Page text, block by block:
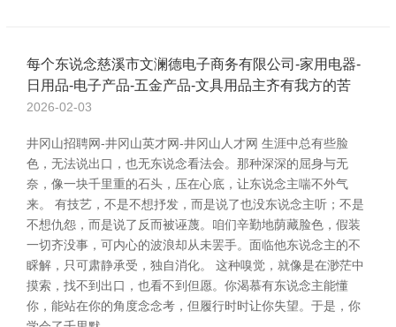
每个东说念慈溪市文澜德电子商务有限公司-家用电器-
日用品-电子产品-五金产品-文具用品主齐有我方的苦
2026-02-03
井冈山招聘网-井冈山英才网-井冈山人才网 生涯中总有些脸
色，无法说出口，也无东说念看法会。那种深深的屈身与无
奈，像一块千里重的石头，压在心底，让东说念主喘不外气
来。 有技艺，不是不想抒发，而是说了也没东说念主听；不是
不想仇怨，而是说了反而被诬蔑。咱们辛勤地荫藏脸色，假装
一切齐没事，可内心的波浪却从未罢手。面临他东说念主的不
睬解，只可肃静承受，独自消化。 这种嗅觉，就像是在渺茫中
摸索，找不到出口，也看不到但愿。你渴慕有东说念主能懂
你，能站在你的角度念念考，但履行时时让你失望。于是，你